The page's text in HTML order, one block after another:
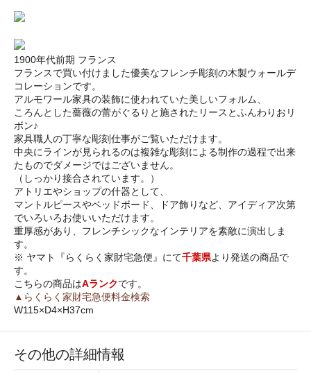
1900年代前期 フランス
フランスで買い付けました優美なフレンチ彫刻の木製ウォールデ
コレーションです。
アルモワール家具の装飾に使われていた美しいフォルム、
ころんとした薔薇の蕾がぐるりと施されたリースとふんわりおリ
ボン♪
家具職人の丁寧な彫刻仕事がご覧いただけます。
中央にラインが見られるのは複雑な彫刻による制作の過程で出来
たものでダメージではございません。
（しっかり接合されています。）
アトリエやショップの什器として、
マントルピースやベッドボード、ドア飾りなど、アイディア次第
でいろいろお使いいただけます。
重厚感があり、フレンチシックなインテリアを素敵に演出しま
す。
※ ヤマト『らくらく家財宅急便』にて千葉県より発送の商品で
す。
こちらの商品はAランクです。
▲らくらく家財宅急便料金検索
W115×D4×H37cm
その他の詳細情報